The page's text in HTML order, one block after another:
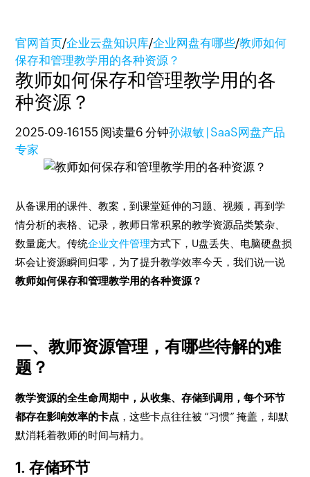
官网首页/企业云盘知识库/企业网盘有哪些/教师如何
保存和管理教学用的各种资源？
教师如何保存和管理教学用的各
种资源？
2025-09-16155 阅读量6 分钟孙淑敏 | SaaS网盘产品
专家
从备课用的课件、教案，到课堂延伸的习题、视频，再到学
情分析的表格、记录，教师日常积累的教学资源品类繁杂、
数量庞大。传统企业文件管理方式下，U盘丢失、电脑硬盘损
坏会让资源瞬间归零，为了提升教学效率今天，我们说一说
教师如何保存和管理教学用的各种资源？
一、教师资源管理，有哪些待解的难
题？
教学资源的全生命周期中，从收集、存储到调用，每个环节
都存在影响效率的卡点 ，这些卡点往往被 “习惯” 掩盖，却默
默消耗着教师的时间与精力。
1. 存储环节